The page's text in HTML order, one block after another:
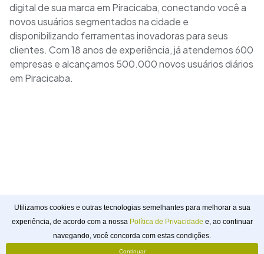
Solicitar
Orçamento
digital de sua marca em Piracicaba, conectando você a
novos usuários segmentados na cidade e
disponibilizando ferramentas inovadoras para seus
clientes. Com 18 anos de experiência, já atendemos 600
empresas e alcançamos 500.000 novos usuários diários
em Piracicaba.
webtagger
Utilizamos cookies e outras tecnologias semelhantes para melhorar a sua
experiência, de acordo com a nossa Política de Privacidade e, ao continuar
navegando, você concorda com estas condições.
Continuar